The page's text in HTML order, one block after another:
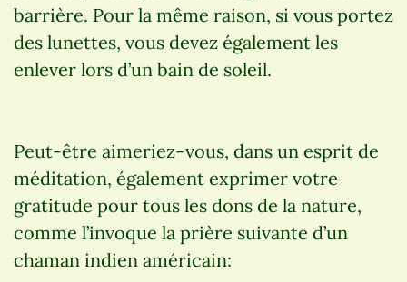
barrière. Pour la même raison, si vous portez
des lunettes, vous devez également les
enlever lors d’un bain de soleil.
Peut-être aimeriez-vous, dans un esprit de
méditation, également exprimer votre
gratitude pour tous les dons de la nature,
comme l’invoque la prière suivante d’un
chaman indien américain: